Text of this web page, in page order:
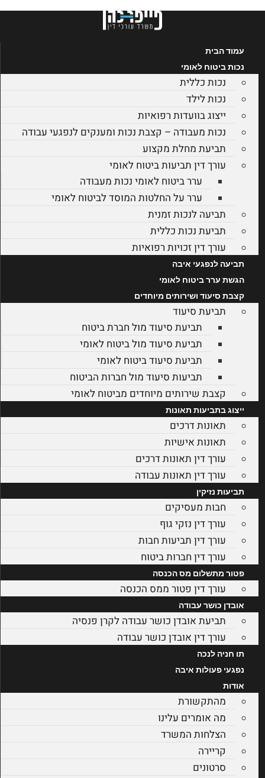
עמוד הבית
נכות ביטוח לאומי
נכות כללית
נכות לילד
ייצוג בוועדות רפואיות
נכות מעבודה – קצבת נכות ומענקים לנפגעי עבודה
תביעת מחלת מקצוע
עורך דין תביעות ביטוח לאומי
ערר ביטוח לאומי נכות מעבודה
ערר על החלטות המוסד לביטוח לאומי
תביעה לנכות זמנית
תביעת נכות כללית
עורך דין זכויות רפואיות
תביעה לנפגעי איבה
הגשת ערר ביטוח לאומי
קצבת סיעוד ושירותים מיוחדים
תביעת סיעוד
תביעת סיעוד מול חברת ביטוח
תביעת סיעוד מול ביטוח לאומי
תביעת סיעוד ביטוח לאומי
תביעות סיעוד מול חברות הביטוח
קצבת שירותים מיוחדים מביטוח לאומי
ייצוג בתביעות תאונות
תאונות דרכים
תאונות אישיות
עורך דין תאונות דרכים
עורך דין תאונות עבודה
תביעות נזיקין
חבות מעסיקים
עורך דין נזקי גוף
עורך דין תביעות חבות
עורך דין חברות ביטוח
פטור מתשלום מס הכנסה
עורך דין פטור ממס הכנסה
אובדן כושר עבודה
תביעת אובדן כושר עבודה לקרן פנסיה
עורך דין אובדן כושר עבודה
תו חניה לנכה
נפגעי פעולות איבה
אודות
מהתקשורת
מה אומרים עלינו
הצלחות המשרד
קריירה
סרטונים